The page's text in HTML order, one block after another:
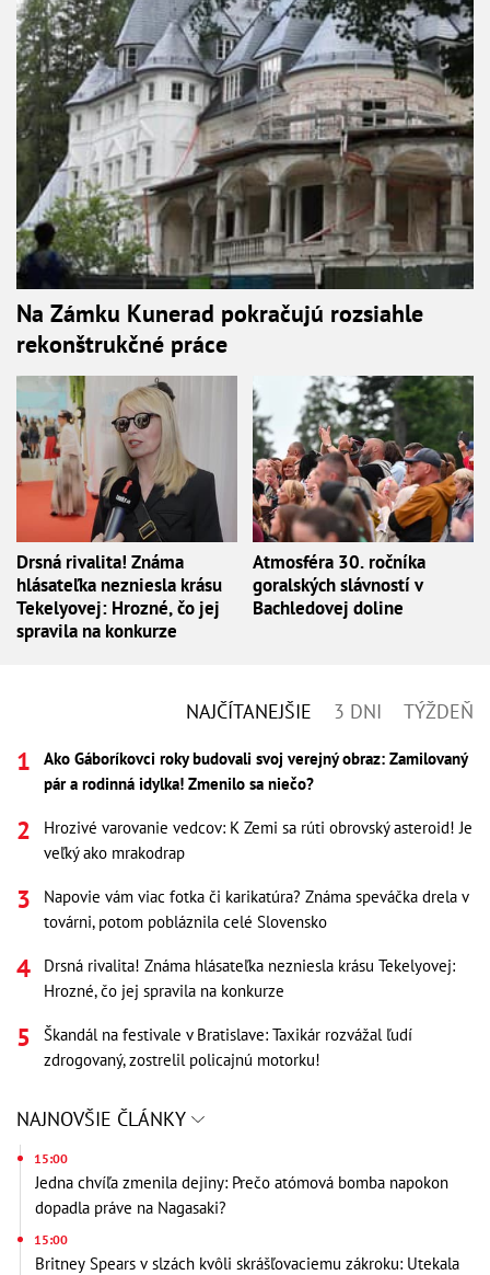
Na Zámku Kunerad pokračujú rozsiahle
rekonštrukčné práce
Drsná rivalita! Známa
hlásateľka nezniesla krásu
Tekelyovej: Hrozné, čo jej
spravila na konkurze
Atmosféra 30. ročníka
goralských slávností v
Bachledovej doline
NAJČÍTANEJŠIE 3 DNI TÝŽDEŇ
Ako Gáboríkovci roky budovali svoj verejný obraz: Zamilovaný
pár a rodinná idylka! Zmenilo sa niečo?
Hrozivé varovanie vedcov: K Zemi sa rúti obrovský asteroid! Je
veľký ako mrakodrap
Napovie vám viac fotka či karikatúra? Známa speváčka drela v
továrni, potom pobláznila celé Slovensko
Drsná rivalita! Známa hlásateľka nezniesla krásu Tekelyovej:
Hrozné, čo jej spravila na konkurze
Škandál na festivale v Bratislave: Taxikár rozvážal ľudí
zdrogovaný, zostrelil policajnú motorku!
NAJNOVŠIE ČLÁNKY
15:00
Jedna chvíľa zmenila dejiny: Prečo atómová bomba napokon
dopadla práve na Nagasaki?
15:00
Britney Spears v slzách kvôli skrášľovaciemu zákroku: Utekala